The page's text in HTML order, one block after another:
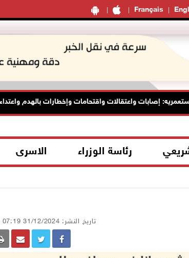
Français
إصابات واعتقالات واقتحامات وإخطارات بالهدم واعتداءات
رئاسة الوزراء الاسرى
تاريخ النشر: 31/12/2024 07:19 ص